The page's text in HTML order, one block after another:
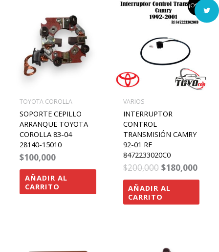
TOYOTA COROLLA
SOPORTE CEPILLO
ARRANQUE TOYOTA
COROLLA 83-04
28140-15010
$100,000
AÑADIR AL
CARRITO
¡Oferta!
VARIOS
INTERRUPTOR
CONTROL
TRANSMISIÓN CAMRY
92-01 RF
8472233020C0
$200,000
precio
original
era:
$200,000.
$180,000
es:
AÑADIR AL
CARRITO